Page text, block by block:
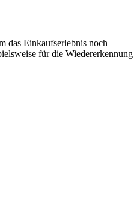
das Einkaufserlebnis noch
für die Wiedererkennung